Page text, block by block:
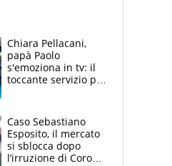
Chiara Pellacani,
papà Paolo
s'emoziona in tv: il
toccante servizio per
Caso Sebastiano
Esposito, il mercato
si sblocca dopo
l’irruzione di Corona